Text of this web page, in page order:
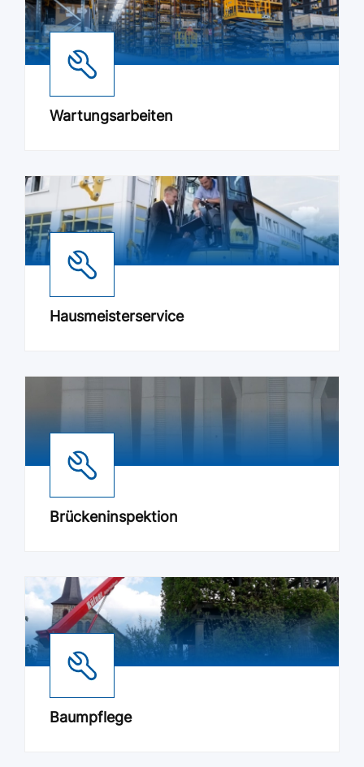
Wartungsarbeiten
Hausmeisterservice
Brückeninspektion
Baumpflege